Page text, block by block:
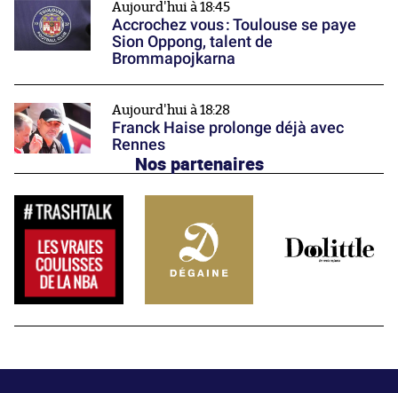
Aujourd'hui à 18:45
Accrochez vous : Toulouse se paye
Sion Oppong, talent de
Brommapojkarna
Aujourd'hui à 18:28
Franck Haise prolonge déjà avec
Rennes
Nos partenaires